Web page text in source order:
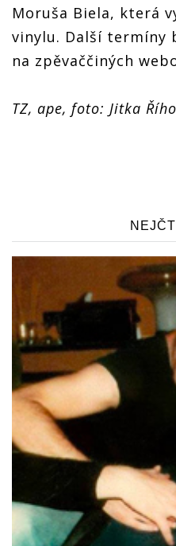
Moruša Biela, která
vinylu. Další termíny
na zpěvaččiných
TZ, ape, foto: Jitka